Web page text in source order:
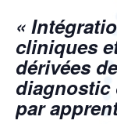
«
cliniques
dérivées
diagnostic
par